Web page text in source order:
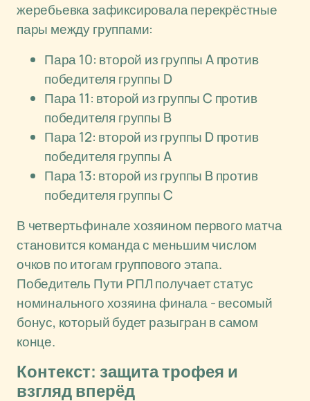
жеребьевка зафиксировала перекрёстные
пары между группами:
Пара 10: второй из группы A против
победителя группы D
Пара 11: второй из группы C против
победителя группы B
Пара 12: второй из группы D против
победителя группы A
Пара 13: второй из группы B против
победителя группы C
В четвертьфинале хозяином первого матча
становится команда с меньшим числом
очков по итогам группового этапа.
Победитель Пути РПЛ получает статус
номинального хозяина финала - весомый
бонус, который будет разыгран в самом
конце.
Контекст: защита трофея и
взгляд вперёд